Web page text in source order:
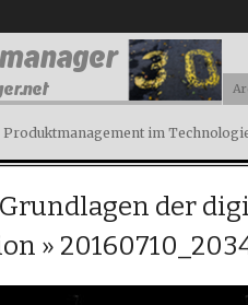
Produktmanagement im
der
»